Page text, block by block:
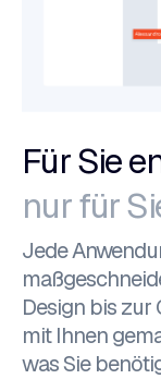
Für Sie
nur für
Jede
Design bis zur
mit Ihnen
was Sie